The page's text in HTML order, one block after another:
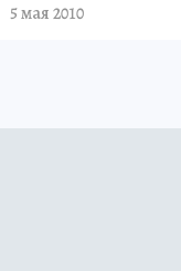
5 мая 2010